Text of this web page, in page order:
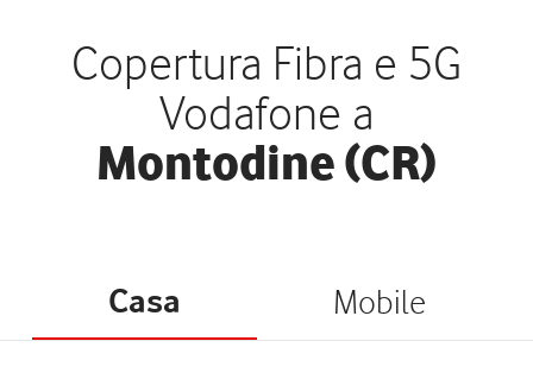
Copertura Fibra e 5G
Vodafone a
Montodine (CR)
Casa Mobile